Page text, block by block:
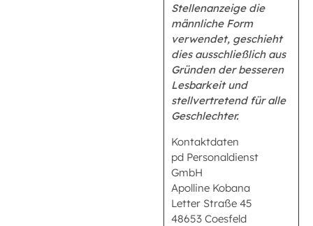
Stellenanzeige die
männliche Form
verwendet, geschieht
dies ausschließlich aus
Gründen der besseren
Lesbarkeit und
stellvertretend für alle
Geschlechter.
Kontaktdaten
pd Personaldienst
GmbH
Apolline Kobana
Letter Straße 45
48653 Coesfeld